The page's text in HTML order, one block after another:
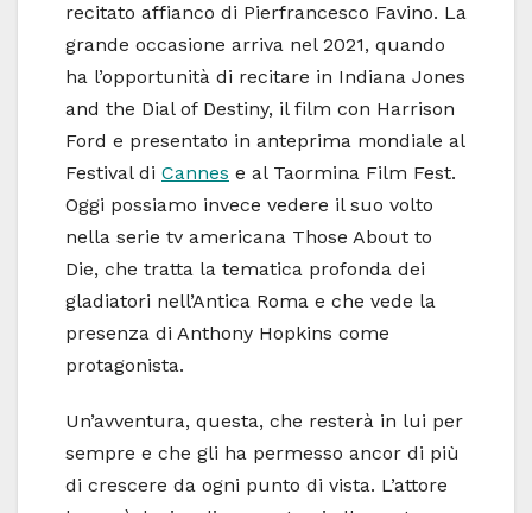
recitato affianco di Pierfrancesco Favino. La
grande occasione arriva nel 2021, quando
ha l’opportunità di recitare in Indiana Jones
and the Dial of Destiny, il film con Harrison
Ford e presentato in anteprima mondiale al
Festival di Cannes e al Taormina Film Fest.
Oggi possiamo invece vedere il suo volto
nella serie tv americana Those About to
Die, che tratta la tematica profonda dei
gladiatori nell’Antica Roma e che vede la
presenza di Anthony Hopkins come
protagonista.
Un’avventura, questa, che resterà in lui per
sempre e che gli ha permesso ancor di più
di crescere da ogni punto di vista. L’attore